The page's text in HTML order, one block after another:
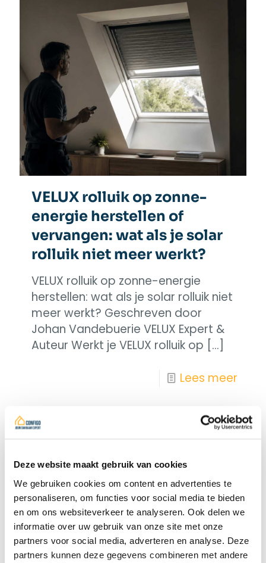
Deze website maakt gebruik van cookies
We gebruiken cookies om content en advertenties te
personaliseren, om functies voor social media te bieden
en om ons websiteverkeer te analyseren. Ook delen we
informatie over uw gebruik van onze site met onze
partners voor social media, adverteren en analyse. Deze
partners kunnen deze gegevens combineren met andere
VELUX rolluik op zonne-
energie herstellen of
vervangen: wat als je solar
rolluik niet meer werkt?
VELUX rolluik op zonne-energie
herstellen: wat als je solar rolluik niet
meer werkt? Geschreven door
Johan Vandebuerie VELUX Expert &
Auteur Werkt je VELUX rolluik op […]
Lees meer